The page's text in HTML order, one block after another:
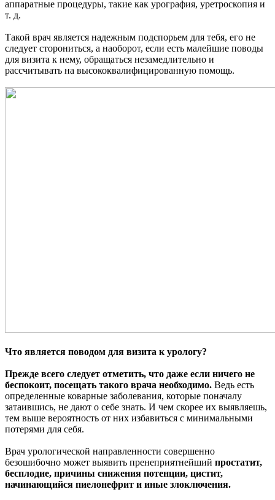
аппаратные процедуры, такие как урография, уретроскопия и
т. д.
Такой врач является надежным подспорьем для тебя, его не
следует сторониться, а наоборот, если есть малейшие поводы
для визита к нему, обращаться незамедлительно и
рассчитывать на высококвалифицированную помощь.
Что является поводом для визита к урологу?
Прежде всего следует отметить, что даже если ничего не
беспокоит, посещать такого врача необходимо. Ведь есть
определенные коварные заболевания, которые поначалу
затаившись, не дают о себе знать. И чем скорее их выявляешь,
тем выше вероятность от них избавиться с минимальными
потерями для себя.
Врач урологической направленности совершенно
безошибочно может выявить пренеприятнейший простатит,
бесплодие, причины снижения потенции, цистит,
начинающийся пиелонефрит и иные злоключения.